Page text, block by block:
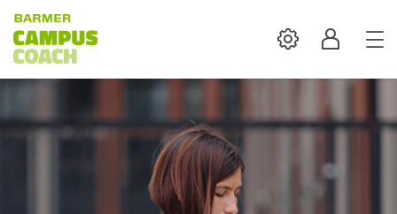
SettingsProfil